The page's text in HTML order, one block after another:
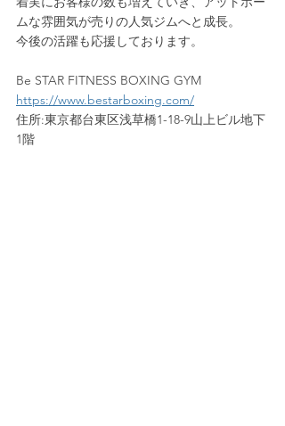
ムな雰囲気が売りの人気ジムへと成長。
今後の活躍も応援しております。
Be STAR FITNESS BOXING GYM
https://www.bestarboxing.com/
住所:東京都台東区浅草橋1-18-9山上ビル地下
1階